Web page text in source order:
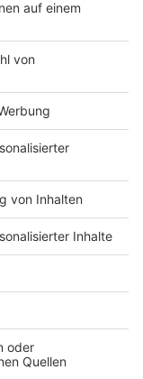
es in NRW
er könne sich
falls die
nicht
Freunde in
dann kein
die Gläser
am
geplant. Er
in NRW wie in
alle Behörden
Laumann.
machten nur
aus.